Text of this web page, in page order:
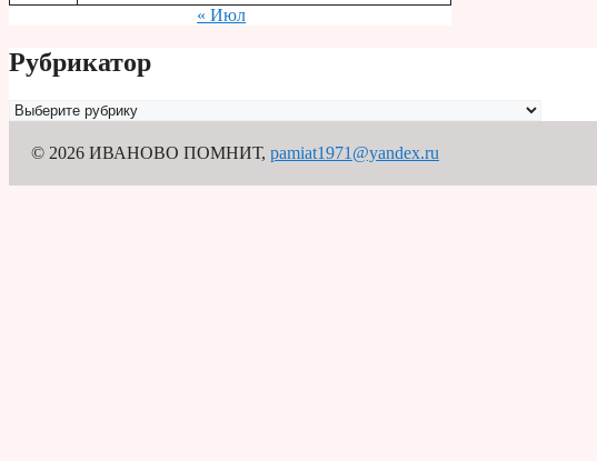
« Июл
Рубрикатор
Рубрикатор
© 2026 ИВАНОВО ПОМНИТ, pamiat1971@yandex.ru